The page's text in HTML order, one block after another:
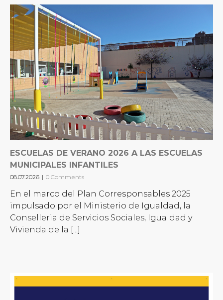
ESCUELAS DE VERANO 2026 A LAS ESCUELAS
MUNICIPALES INFANTILES
08.07.2026 | 0 Comments
En el marco del Plan Corresponsables 2025
impulsado por el Ministerio de Igualdad, la
Conselleria de Servicios Sociales, Igualdad y
Vivienda de la [...]